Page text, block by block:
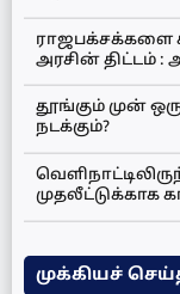
ராஜபக்சக்களை
அரசின் திட்டம் :
தூங்கும் முன்
நடக்கும்?
முதலீட்டுக்காக
முக்கியச்